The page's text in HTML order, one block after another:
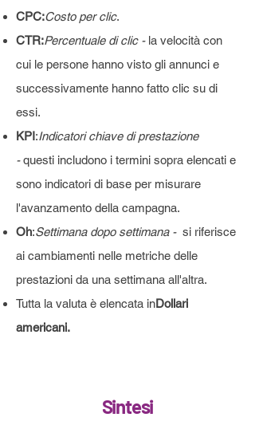
CPC:Costo per clic.
CTR:Percentuale di clic - la velocità con
cui le persone hanno visto gli annunci e
successivamente hanno fatto clic su di
essi.
KPI:Indicatori chiave di prestazione
-questi includono i termini sopra elencati e
sono indicatori di base per misurare
l'avanzamento della campagna.
Oh:Settimana dopo settimana -si riferisce
ai cambiamenti nelle metriche delle
prestazioni da una settimana all'altra.
Tutta la valuta è elencata inDollari
americani.
Sintesi